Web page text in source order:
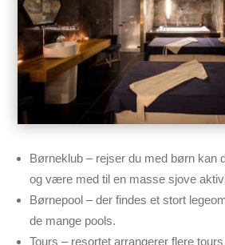
Børneklub – rejser du med børn kan
og være med til en masse sjove
Børnepool – der findes et stort
de mange pools.
Tours – resortet arrangerer flere